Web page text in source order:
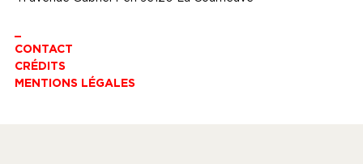
CONTACT
CRÉDITS
MENTIONS LÉGALES